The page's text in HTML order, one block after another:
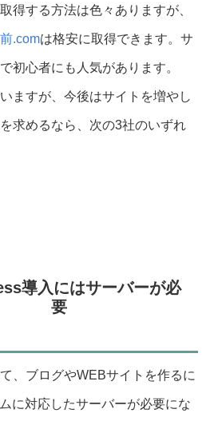
得する方法は色々ありますが、
.comは格安に取得できます。サ
初心者にも人気があります。
ますが、今後はサイトを増やし
求めるなら、次の3社のいずれ
導入にはサーバーが必
要
、ブログやWEBサイトを作るに
に対応したサーバーが必要にな